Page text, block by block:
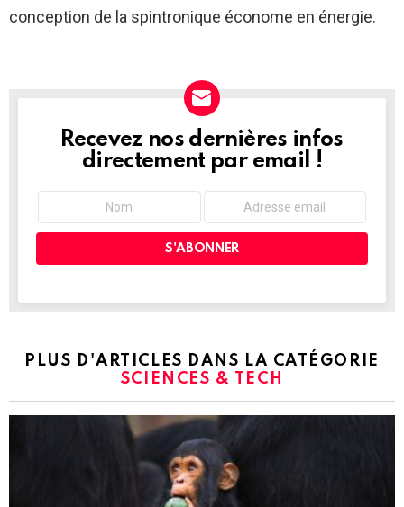
conception de la spintronique économe en énergie.
NEWSLETTER
Recevez nos dernières infos
directement par email !
PLUS D'ARTICLES DANS LA CATÉGORIE
SCIENCES & TECH